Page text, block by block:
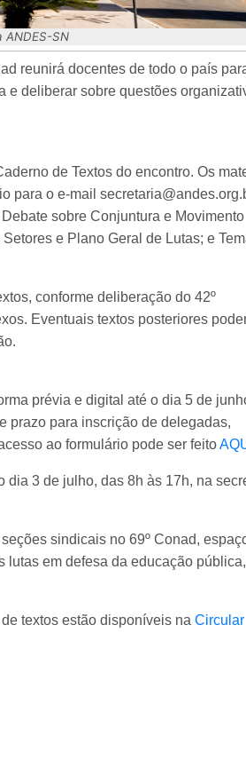
ANDES-SN
reunirá docentes de todo o país
e deliberar sobre questões
de Textos do encontro. Os
para o e-mail
sobre Conjuntura e Movimento
e Plano Geral de Lutas; e
conforme deliberação do 42º
Eventuais textos posteriores
prévia e digital até o dia 5 de
prazo para inscrição de delegadas,
ao formulário pode ser feito
3 de julho, das 8h às 17h, na
sindicais no 69º Conad,
lutas em defesa da educação pública,
textos estão disponíveis na Circular